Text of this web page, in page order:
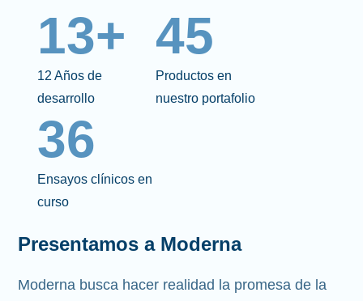
13+
12 Años de
desarrollo
45
Productos en
nuestro portafolio
36
Ensayos clínicos en
curso
Presentamos a Moderna
Moderna busca hacer realidad la promesa de la